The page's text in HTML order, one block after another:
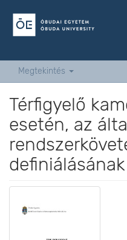
Megtekintés
Térfigyelő
esetén, az